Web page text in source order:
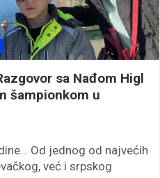
sa Nađom Higl
šampionkom u
Od jednog od najvećih
već i srpskog